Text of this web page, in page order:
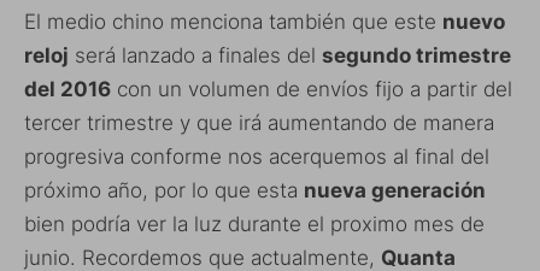
El medio chino menciona también que este nuevo
reloj será lanzado a finales del segundo trimestre
del 2016 con un volumen de envíos fijo a partir del
tercer trimestre y que irá aumentando de manera
progresiva conforme nos acerquemos al final del
próximo año, por lo que esta nueva generación
bien podría ver la luz durante el proximo mes de
junio. Recordemos que actualmente, Quanta